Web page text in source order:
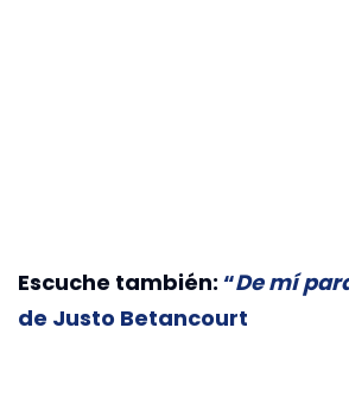
Escuche también: “De mí
de Justo Betancourt